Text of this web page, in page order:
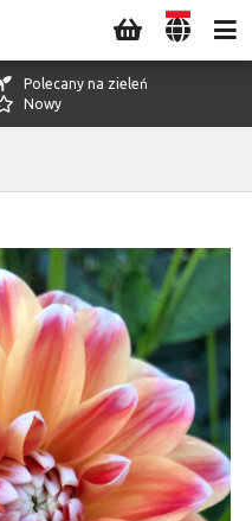
Polecany na zieleń
Nowy